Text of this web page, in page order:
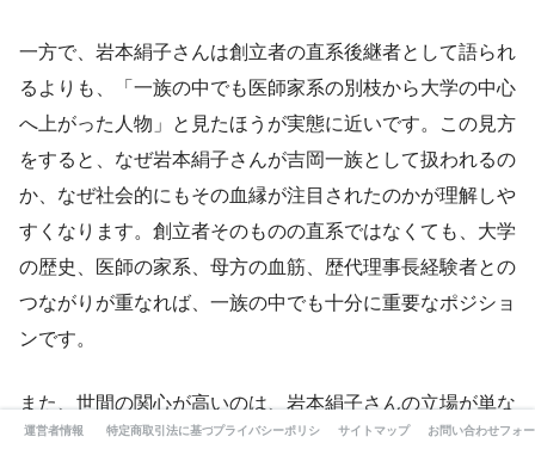
一方で、岩本絹子さんは創立者の直系後継者として語られ
るよりも、「一族の中でも医師家系の別枝から大学の中心
へ上がった人物」と見たほうが実態に近いです。この見方
をすると、なぜ岩本絹子さんが吉岡一族として扱われるの
か、なぜ社会的にもその血縁が注目されたのかが理解しや
すくなります。創立者そのものの直系ではなくても、大学
の歴史、医師の家系、母方の血筋、歴代理事長経験者との
つながりが重なれば、一族の中でも十分に重要なポジショ
ンです。
また、世間の関心が高いのは、岩本絹子さんの立場が単な
る親族の一人ではなく、大学の権力構造の中でどのような
運営者情報 特定商取引法に基づく表記プライバシーポリシー サイトマップ お問い合わせフォ